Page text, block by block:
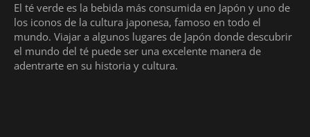
El té verde es la bebida más consumida en Japón y uno de
los iconos de la cultura japonesa, famoso en todo el
mundo. Viajar a algunos lugares de Japón donde descubrir
el mundo del té puede ser una excelente manera de
adentrarte en su historia y cultura.